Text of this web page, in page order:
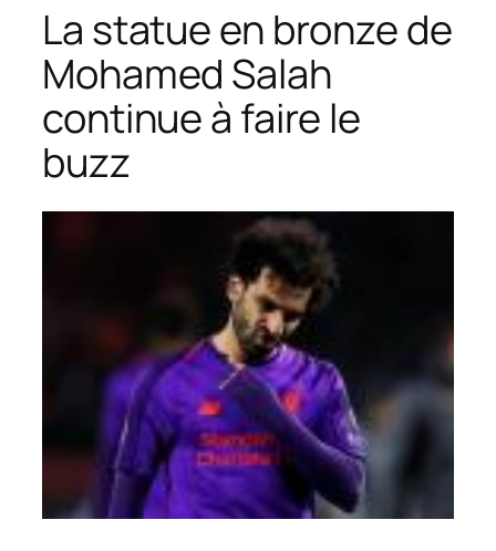
La statue en bronze de
Mohamed Salah
continue à faire le
buzz